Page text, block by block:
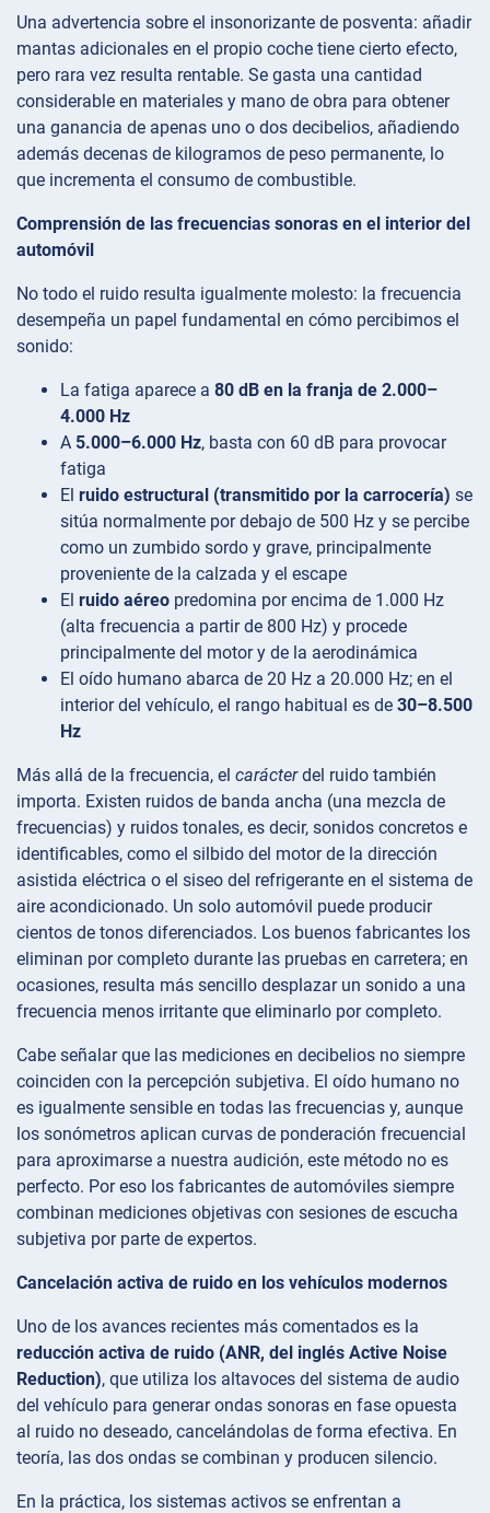
Una advertencia sobre el insonorizante de posventa: añadir
mantas adicionales en el propio coche tiene cierto efecto,
pero rara vez resulta rentable. Se gasta una cantidad
considerable en materiales y mano de obra para obtener
una ganancia de apenas uno o dos decibelios, añadiendo
además decenas de kilogramos de peso permanente, lo
que incrementa el consumo de combustible.
Comprensión de las frecuencias sonoras en el interior del
automóvil
No todo el ruido resulta igualmente molesto: la frecuencia
desempeña un papel fundamental en cómo percibimos el
sonido:
La fatiga aparece a 80 dB en la franja de 2.000–
4.000 Hz
A 5.000–6.000 Hz, basta con 60 dB para provocar
fatiga
El ruido estructural (transmitido por la carrocería) se
sitúa normalmente por debajo de 500 Hz y se percibe
como un zumbido sordo y grave, principalmente
proveniente de la calzada y el escape
El ruido aéreo predomina por encima de 1.000 Hz
(alta frecuencia a partir de 800 Hz) y procede
principalmente del motor y de la aerodinámica
El oído humano abarca de 20 Hz a 20.000 Hz; en el
interior del vehículo, el rango habitual es de 30–8.500
Hz
Más allá de la frecuencia, el carácterdel ruido también
importa. Existen ruidos de banda ancha (una mezcla de
frecuencias) y ruidos tonales, es decir, sonidos concretos e
identificables, como el silbido del motor de la dirección
asistida eléctrica o el siseo del refrigerante en el sistema de
aire acondicionado. Un solo automóvil puede producir
cientos de tonos diferenciados. Los buenos fabricantes los
eliminan por completo durante las pruebas en carretera; en
ocasiones, resulta más sencillo desplazar un sonido a una
frecuencia menos irritante que eliminarlo por completo.
Cabe señalar que las mediciones en decibelios no siempre
coinciden con la percepción subjetiva. El oído humano no
es igualmente sensible en todas las frecuencias y, aunque
los sonómetros aplican curvas de ponderación frecuencial
para aproximarse a nuestra audición, este método no es
perfecto. Por eso los fabricantes de automóviles siempre
combinan mediciones objetivas con sesiones de escucha
subjetiva por parte de expertos.
Cancelación activa de ruido en los vehículos modernos
Uno de los avances recientes más comentados es la
reducción activa de ruido (ANR, del inglés Active Noise
Reduction), que utiliza los altavoces del sistema de audio
del vehículo para generar ondas sonoras en fase opuesta
al ruido no deseado, cancelándolas de forma efectiva. En
teoría, las dos ondas se combinan y producen silencio.
En la práctica, los sistemas activos se enfrentan a